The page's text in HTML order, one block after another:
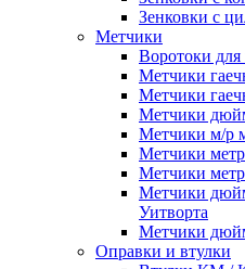
Зенковки с
Метчики
Воротоки для
Метчики
Метчики
Метчики
Метчики м/р
Метчики
Метчики
Метчики
Уитворта
Метчики
Оправки и втулки